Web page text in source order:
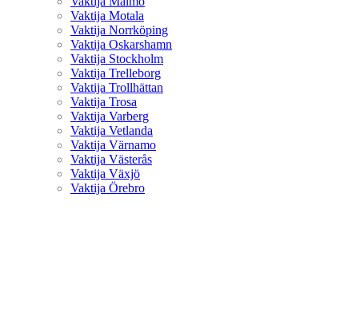
Vaktija Motala
Vaktija Norrköping
Vaktija Oskarshamn
Vaktija Stockholm
Vaktija Trelleborg
Vaktija Trollhättan
Vaktija Trosa
Vaktija Varberg
Vaktija Vetlanda
Vaktija Värnamo
Vaktija Västerås
Vaktija Växjö
Vaktija Örebro